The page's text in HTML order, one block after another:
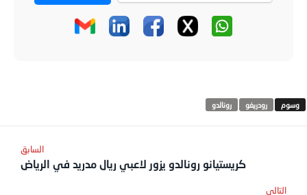
رودريغو رونالدو
كريستيانو رونالدو يزور لاعبي ريال مدريد في الرياض